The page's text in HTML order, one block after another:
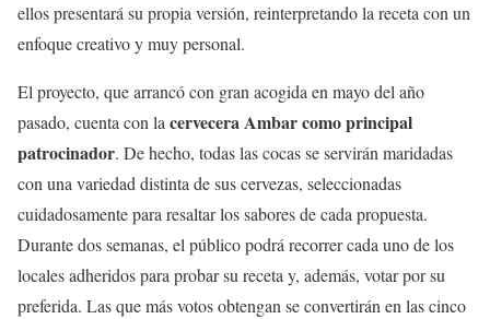
ellos presentará su propia versión, reinterpretando la receta con un
enfoque creativo y muy personal.
El proyecto, que arrancó con gran acogida en mayo del año
pasado, cuenta con lacervecera Ambar como principal
patrocinador. De hecho, todas las cocas se servirán maridadas
con una variedad distinta de sus cervezas, seleccionadas
cuidadosamente para resaltar los sabores de cada propuesta.
Durante dos semanas, el público podrá recorrer cada uno de los
locales adheridos para probar su receta y, además, votar por su
preferida. Las que más votos obtengan se convertirán en las cinco